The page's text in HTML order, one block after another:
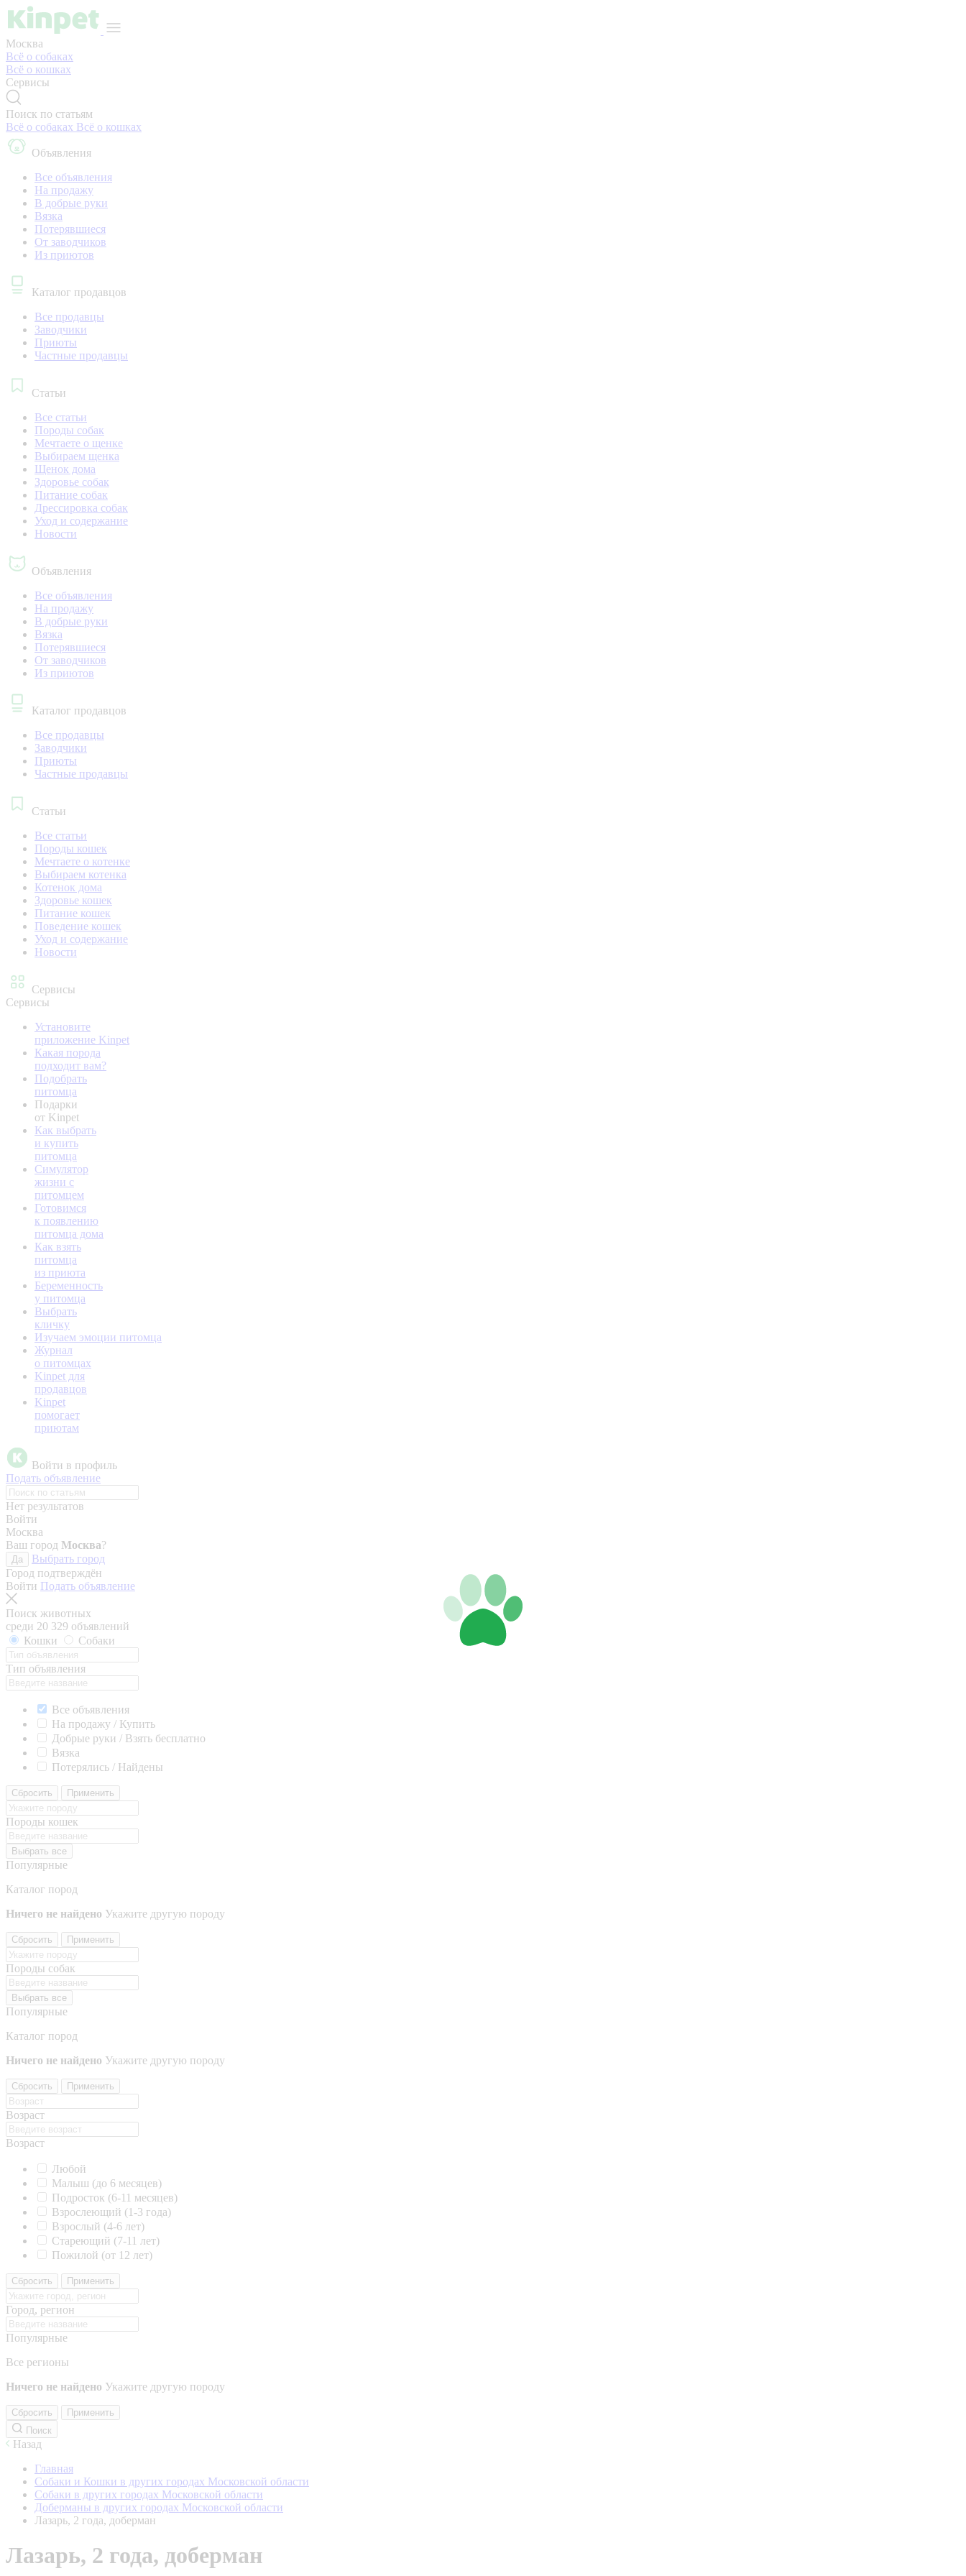
Москва
Всё о собаках
Всё о кошках
Сервисы
Поиск по статьям
Всё о собаках Всё о кошках
Объявления
Все объявления
На продажу
В добрые руки
Вязка
Потерявшиеся
От заводчиков
Из приютов
Каталог продавцов
Все продавцы
Заводчики
Приюты
Частные продавцы
Статьи
Все статьи
Породы собак
Мечтаете о щенке
Выбираем щенка
Щенок дома
Здоровье собак
Питание собак
Дрессировка собак
Уход и содержание
Новости
Объявления
Все объявления
На продажу
В добрые руки
Вязка
Потерявшиеся
От заводчиков
Из приютов
Каталог продавцов
Все продавцы
Заводчики
Приюты
Частные продавцы
Статьи
Все статьи
Породы кошек
Мечтаете о котенке
Выбираем котенка
Котенок дома
Здоровье кошек
Питание кошек
Поведение кошек
Уход и содержание
Новости
Сервисы
Сервисы
Установите
приложение Kinpet
Какая порода
подходит вам?
Подобрать
питомца
Подарки
от Kinpet
Как выбрать
и купить
питомца
Симулятор
жизни с
питомцем
Готовимся
к появлению
питомца дома
Как взять
питомца
из приюта
Беременность
у питомца
Выбрать
кличку
Изучаем эмоции питомца
Журнал
о питомцах
Kinpet для
продавцов
Kinpet
помогает
приютам
Войти в профиль
Подать объявление
Нет результатов
Войти
Москва
Ваш город Москва?
Да
Выбрать город
Город подтверждён
Войти Подать объявление
Поиск животных
среди 20 329 объявлений
Кошки
Собаки
Тип объявления
Все объявления
На продажу / Купить
Добрые руки / Взять бесплатно
Вязка
Потерялись / Найдены
Сбросить Применить
Породы кошек
Выбрать все
Популярные
Каталог пород
Ничего не найдено Укажите другую породу
Сбросить Применить
Породы собак
Выбрать все
Популярные
Каталог пород
Ничего не найдено Укажите другую породу
Сбросить Применить
Возраст
Возраст
Любой
Малыш (до 6 месяцев)
Подросток (6-11 месяцев)
Взрослеющий (1-3 года)
Взрослый (4-6 лет)
Стареющий (7-11 лет)
Пожилой (от 12 лет)
Сбросить Применить
Город, регион
Популярные
Все регионы
Ничего не найдено Укажите другую породу
Сбросить
Применить
Поиск
Назад
Главная
Собаки и Кошки в других городах Московской области
Собаки в других городах Московской области
Доберманы в других городах Московской области
Лазарь, 2 года, доберман
Лазарь, 2 года, доберман